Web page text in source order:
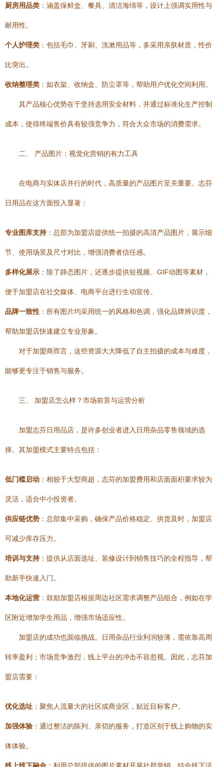
厨房用品类 ：涵盖保鲜盒、餐具、清洁海绵等，设计上强调实用性与
耐用性。
个人护理类 ：包括毛巾、牙刷、洗漱用品等，多采用亲肤材质，性价
比突出。
收纳整理类 ：如衣架、收纳盒、防尘罩等，帮助用户优化空间利用。
其产品核心优势在于坚持选用安全材料，并通过标准化生产控制
成本，使得终端售价具有较强竞争力，符合大众市场的消费需求。
二、 产品图片：视觉化营销的有力工具
在电商与实体店并行的时代，高质量的产品图片至关重要。志芬
日用品在这方面投入显著：
专业图库支持：总部为加盟店提供统一拍摄的高清产品图片，展示细
节、使用场景及尺寸对比，增强消费者信任感。
多样化展示 ：除了静态图片，还逐步提供短视频、GIF动图等素材，
便于加盟店在社交媒体、电商平台进行生动宣传。
品牌一致性 ：所有图片均采用统一的风格和色调，强化品牌辨识度，
帮助加盟店快速建立专业形象。
对于加盟商而言，这些资源大大降低了自主拍摄的成本与难度，
能够更专注于销售与服务。
三、 加盟店怎么样？市场前景与运营分析
加盟志芬日用品店，是许多创业者进入日用杂品零售领域的选
择。其加盟模式主要特点包括：
低门槛启动 ：相较于大型商超，志芬的加盟费用和店面面积要求较为
灵活，适合中小投资者。
供应链优势 ：总部集中采购，确保产品价格稳定、供货及时，加盟店
可减少库存压力。
培训与支持：提供从店面选址、装修设计到销售技巧的全程指导，帮
助新手快速入门。
本地化运营 ：鼓励加盟店根据周边社区需求调整产品组合，例如在学
区附近增加学生用品，增强市场适应性。
加盟店的成功也面临挑战。日用杂品行业利润较薄，需依靠高周
转率盈利；市场竞争激烈，线上平台的冲击不容忽视。因此，志芬加
盟店需要：
优化选址 ：聚焦人流量大的社区或商业区，贴近目标客户。
加强体验 ：通过整洁的陈列、亲切的服务，打造区别于线上购物的实
体体验。